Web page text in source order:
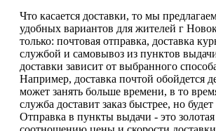
Что касается доставки, то мы
удобных вариантов для жителей г
только: почтовая отправка, доставка
службой и самовывоз из пунктов
доставки зависит от выбранного
Например, доставка почтой обойдется
может занять больше времени, в то
служба доставит заказ быстрее, но
Отправка в пункты выдачи - это